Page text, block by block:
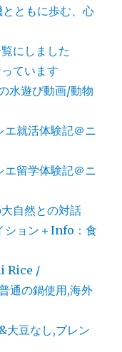
ともに歩む、心
にしました
ています
水遊び動画/動物
就活体験記＠ニ
留学体験記＠ニ
自然との対話
ション＋Info：食
Rice /
通の鍋使用,海外
大豆なし,ブレン